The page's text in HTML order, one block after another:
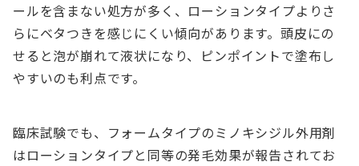
ールを含まない処方が多く、ローションタイプよりさ
らにベタつきを感じにくい傾向があります。頭皮にの
せると泡が崩れて液状になり、ピンポイントで塗布し
やすいのも利点です。
臨床試験でも、フォームタイプのミノキシジル外用剤
はローションタイプと同等の発毛効果が報告されてお